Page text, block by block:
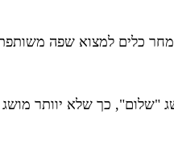
כלים למצוא שפה
"שלום", כך שלא יוותר